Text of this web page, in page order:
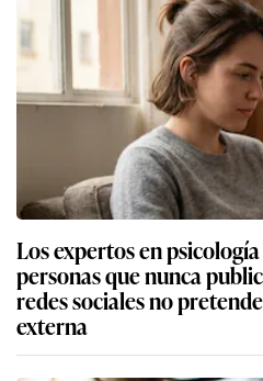
Los expertos en
personas que nunca
redes sociales no
externa